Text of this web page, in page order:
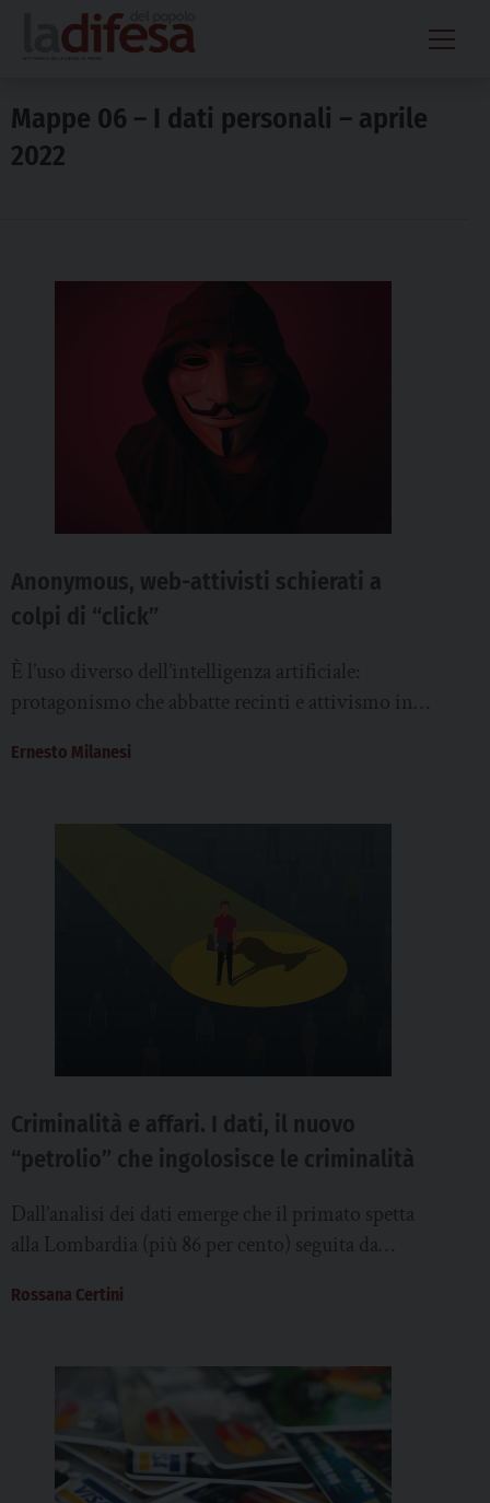
content
Mappe 06 – I dati personali – aprile
2022
Anonymous, web-attivisti schierati a
colpi di “click”
È l’uso diverso dell’intelligenza artificiale:
protagonismo che abbatte recinti e attivismo in
Ernesto Milanesi
Criminalità e affari. I dati, il nuovo
“petrolio” che ingolosisce le criminalità
Dall’analisi dei dati emerge che il primato spetta
alla Lombardia (più 86 per cento) seguita da
Rossana Certini